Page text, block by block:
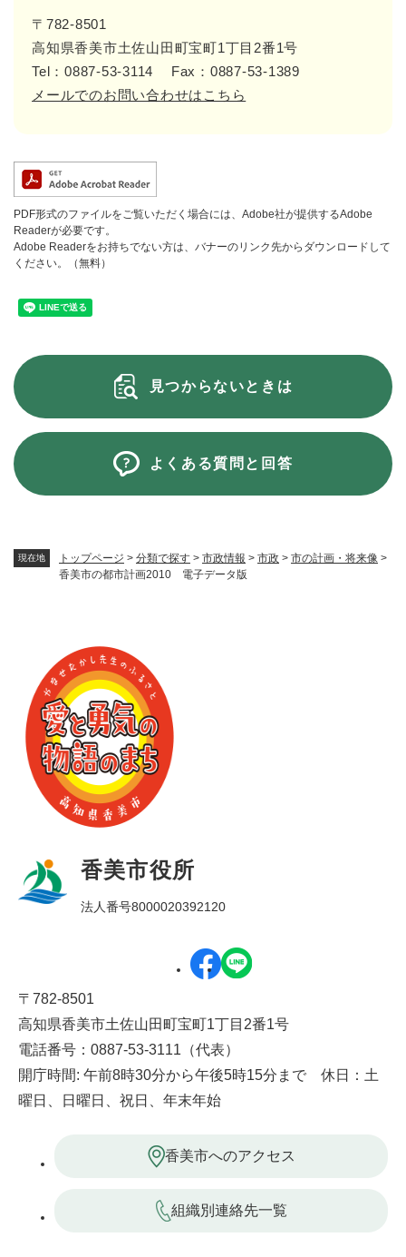
現在地 トップページ > 分類で探す > 市政情報 > 市政 > 市の計画・将来像 >
香美市の都市計画2010 電子データ版
〒782-8501
高知県香美市土佐山田町宝町1丁目2番1号
Tel：0887-53-3114
Fax：0887-53-1389
メールでのお問い合わせはこちら
PDF形式のファイルをご覧いただく場合には、Adobe社が提供するAdobe
Readerが必要です。
Adobe Readerをお持ちでない方は、バナーのリンク先からダウンロードして
ください。（無料）
見つからないときは
よくある質問と回答
香美市役所
法人番号8000020392120
〒782-8501
高知県香美市土佐山田町宝町1丁目2番1号
電話番号：0887-53-3111（代表）
開庁時間: 午前8時30分から午後5時15分まで 休日：土
曜日、日曜日、祝日、年末年始
香美市へのアクセス
組織別連絡先一覧